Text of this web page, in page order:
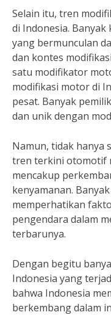
Selain itu, tren
di Indonesia.
yang bermunculan
dan kontes
satu modifikator
modifikasi motor di
pesat. Banyak
dan unik dengan
Namun, tidak hanya
tren terkini otomotif
mencakup
kenyamanan.
memperhatikan
pengendara dalam
terbarunya.
Dengan begitu
Indonesia yang
bahwa Indonesia
berkembang dalam